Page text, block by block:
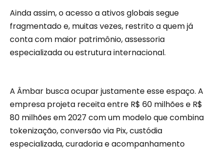
Ainda assim, o acesso a ativos globais segue
fragmentado e, muitas vezes, restrito a quem já
conta com maior patrimônio, assessoria
especializada ou estrutura internacional.
A Âmbar busca ocupar justamente esse espaço. A
empresa projeta receita entre R$ 60 milhões e R$
80 milhões em 2027 com um modelo que combina
tokenização, conversão via Pix, custódia
especializada, curadoria e acompanhamento